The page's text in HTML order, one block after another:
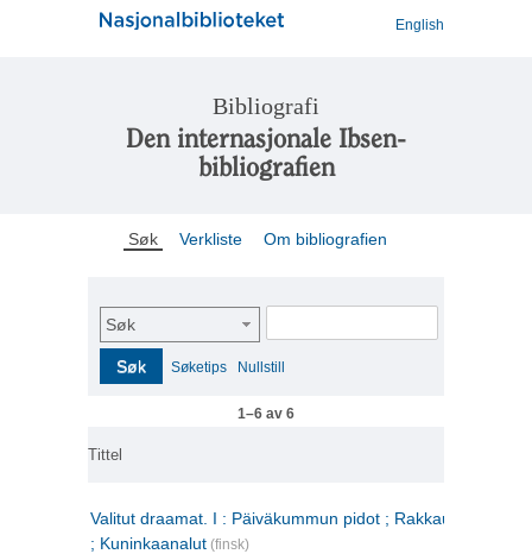
English
Bibliografi
Den internasjonale Ibsen-
bibliografien
Søk Verkliste Om bibliografien
Søk
Søk Søketips Nullstill
1–6 av 6
Tittel
Valitut draamat. I : Päiväkummun pidot ; Rakkauden
; Kuninkaanalut (finsk)